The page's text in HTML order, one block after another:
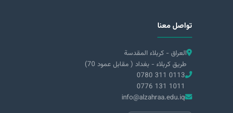
تواصل معنا
العراق - كربلاء المقدسة
طريق كربلاء - بغداد ( مقابل عمود 70)
0780 311 0113
0776 131 1011
info@alzahraa.edu.iq